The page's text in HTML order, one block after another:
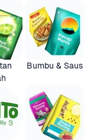
Bumbu & Saus